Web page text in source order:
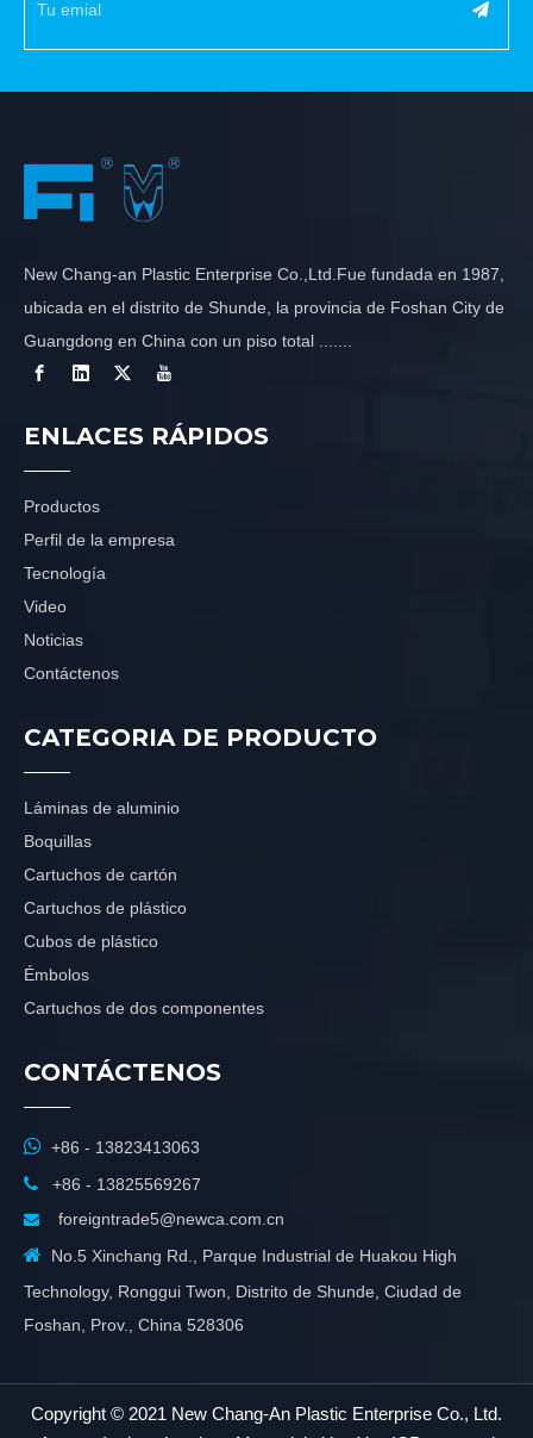
New Chang-an Plastic Enterprise Co.,Ltd.Fue fundada en 1987,
ubicada en el distrito de Shunde, la provincia de Foshan City de
Guangdong en China con un piso total .......
ENLACES RÁPIDOS
Productos
Perfil de la empresa
Tecnología
Video
Noticias
Contáctenos
CATEGORIA DE PRODUCTO
Láminas de aluminio
Boquillas
Cartuchos de cartón
Cartuchos de plástico
Cubos de plástico
Émbolos
Cartuchos de dos componentes
CONTÁCTENOS
 +86 - 13823413063
 +86 - 13825569267

foreigntrade5@newca.com.cn
 No.5 Xinchang Rd., Parque Industrial de Huakou High
Technology, Ronggui Twon, Distrito de Shunde, Ciudad de
Foshan, Prov., China 528306
Copyright © 2021 New Chang-An Plastic Enterprise Co., Ltd.